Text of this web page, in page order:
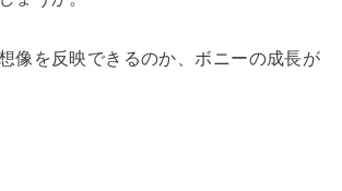
像を反映できるのか、ボニーの成長が